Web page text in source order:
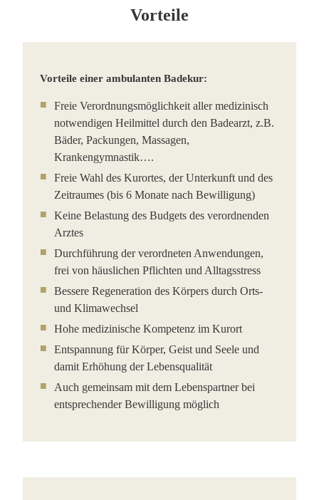
Vorteile
Vorteile einer ambulanten Badekur:
Freie Verordnungsmöglichkeit aller medizinisch
notwendigen Heilmittel durch den Badearzt, z.B.
Bäder, Packungen, Massagen,
Krankengymnastik….
Freie Wahl des Kurortes, der Unterkunft und des
Zeitraumes (bis 6 Monate nach Bewilligung)
Keine Belastung des Budgets des verordnenden
Arztes
Durchführung der verordneten Anwendungen,
frei von häuslichen Pflichten und Alltagsstress
Bessere Regeneration des Körpers durch Orts-
und Klimawechsel
Hohe medizinische Kompetenz im Kurort
Entspannung für Körper, Geist und Seele und
damit Erhöhung der Lebensqualität
Auch gemeinsam mit dem Lebenspartner bei
entsprechender Bewilligung möglich